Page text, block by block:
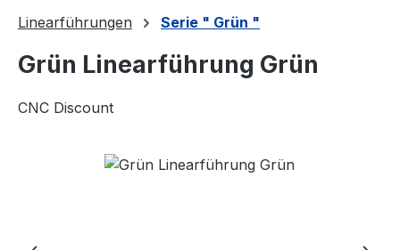
Linearführungen Serie " Grün "
Grün Linearführung Grün
CNC Discount
Bildergalerie überspringen